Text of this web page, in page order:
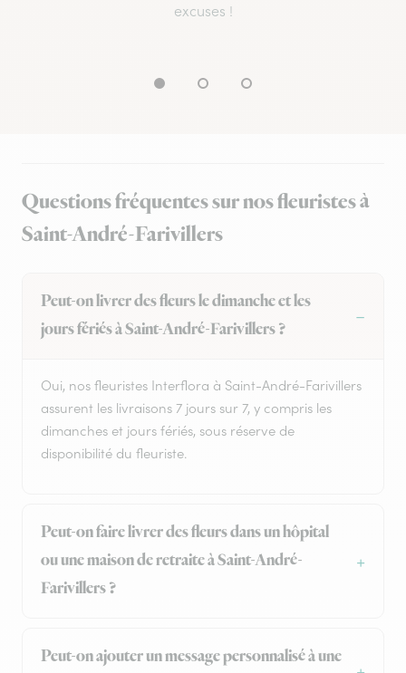
excuses !
Questions fréquentes sur nos fleuristes à
Saint-André-Farivillers
Peut-on livrer des fleurs le dimanche et les
jours fériés à Saint-André-Farivillers ?
Oui, nos fleuristes Interflora à Saint-André-Farivillers
assurent les livraisons 7 jours sur 7, y compris les
dimanches et jours fériés, sous réserve de
disponibilité du fleuriste.
Peut-on faire livrer des fleurs dans un hôpital
ou une maison de retraite à Saint-André-
Farivillers ?
Peut-on ajouter un message personnalisé à une